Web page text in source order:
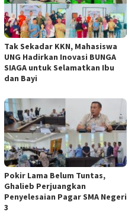
Tak Sekadar KKN, Mahasiswa
UNG Hadirkan Inovasi BUNGA
SIAGA untuk Selamatkan Ibu
dan Bayi
Pokir Lama Belum Tuntas,
Ghalieb Perjuangkan
Penyelesaian Pagar SMA Negeri
3